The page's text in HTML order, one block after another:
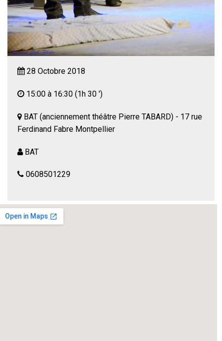
28 Octobre 2018
15:00 à 16:30 (1h 30 ')
BAT (anciennement théâtre Pierre TABARD) - 17 rue
Ferdinand Fabre Montpellier
BAT
0608501229
L’histoire